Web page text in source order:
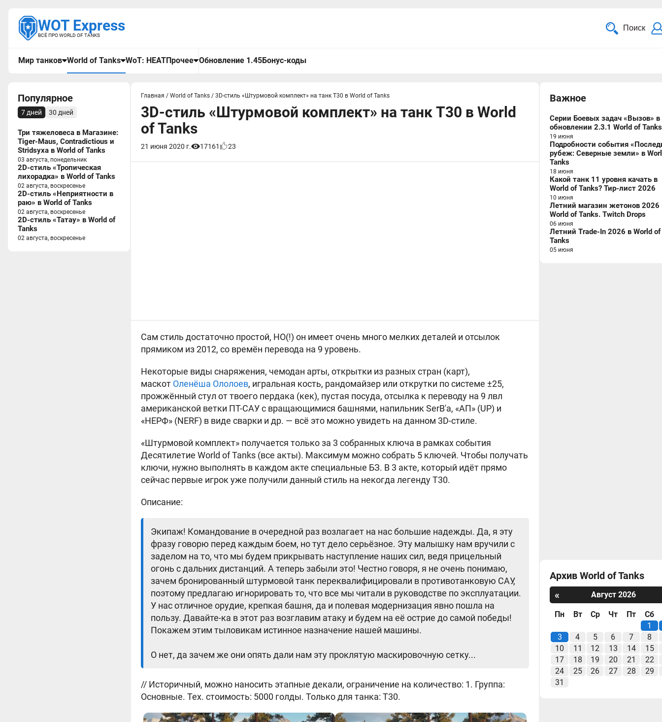
WOT Express
ВСЁ ПРО WORLD OF TANKS
Поиск
Мир танков World of Tanks WoT: HEATПрочее Обновление 1.45Бонус-коды
Популярное
7 дней 30 дней
Три тяжеловеса в Магазине:
Tiger-Maus, Contradictious и
Stridsyxa в World of Tanks
03 августа, понедельник
2D-стиль «Тропическая
лихорадка» в World of Tanks
02 августа, воскресенье
2D-стиль «Неприятности в
раю» в World of Tanks
02 августа, воскресенье
2D-стиль «Татау» в World of
Tanks
02 августа, воскресенье
Главная / World of Tanks / 3D-стиль «Штурмовой комплект» на танк T30 в World of Tanks
3D-стиль «Штурмовой комплект» на танк T30 в World
of Tanks
21 июня 2020 г. 17161 23
Сам стиль достаточно простой, НО(!) он имеет очень много мелких деталей и отсылок
прямиком из 2012, со времён перевода на 9 уровень.
Некоторые виды снаряжения, чемодан арты, открытки из разных стран (карт),
маскот Оленёша Ололоев, игральная кость, рандомайзер или открутки по системе ±25,
прожжённый стул от твоего пердака (кек), пустая посуда, отсылка к переводу на 9 лвл
американской ветки ПТ-САУ с вращающимися башнями, напильник SerB'a, «АП» (UP) и
«НЕРФ» (NERF) в виде сварки и др. — всё это можно увидеть на данном 3D-стиле.
«Штурмовой комплект» получается только за 3 собранных ключа в рамках события
Десятилетие World of Tanks (все акты). Максимум можно собрать 5 ключей. Чтобы получать
ключи, нужно выполнять в каждом акте специальные БЗ. В 3 акте, который идёт прямо
сейчас первые игрок уже получили данный стиль на некогда легендуT30.
Описание:
Экипаж! Командование в очередной раз возлагает на нас большие надежды. Да, я эту
фразу говорю перед каждым боем, но тут дело серьёзное. Эту малышку нам вручили с
заделом на то, что мы будем прикрывать наступление наших сил, ведя прицельный
огонь с дальних дистанций. А теперь забыли это! Честно говоря, я не очень понимаю,
зачем бронированный штурмовой танк переквалифицировали в противотанковую САУ,
поэтому предлагаю игнорировать то, что все мы читали в руководстве по эксплуатации.
У нас отличное орудие, крепкая башня, да и полевая модернизация явно пошла на
пользу. Давайте-ка в этот раз возглавим атаку и будем на её острие до самой победы!
Покажем этим тыловикам истинное назначение нашей машины.
О нет, да зачем же они опять дали нам эту проклятую маскировочную сетку...
// Историчный, можно наносить этапные декали, ограничение на количество: 1. Группа:
Основные. Тех. стоимость: 5000 голды. Только для танка: T30.
Важное
Серии Боевых задач «Вызов» в
обновлении 2.3.1 World of Tanks
19 июня
Подробности события
рубеж: Северные земли» в
Tanks
18 июня
Какой танк 11 уровня качать в
World of Tanks? Тир-лист 2026
10 июня
Летний магазин жетонов 2026
World of Tanks. Twitch Drops
06 июня
Летний Trade-In 2026 в World of
Tanks
05 июня
Архив World of Tanks
«
Август 2026
Пн Вт Ср Чт Пт
Сб
1
3
4 5 6 7
8
10
11 12 13 14
15
17
18 19 20 21
22
24
25 26 27 28
29
31